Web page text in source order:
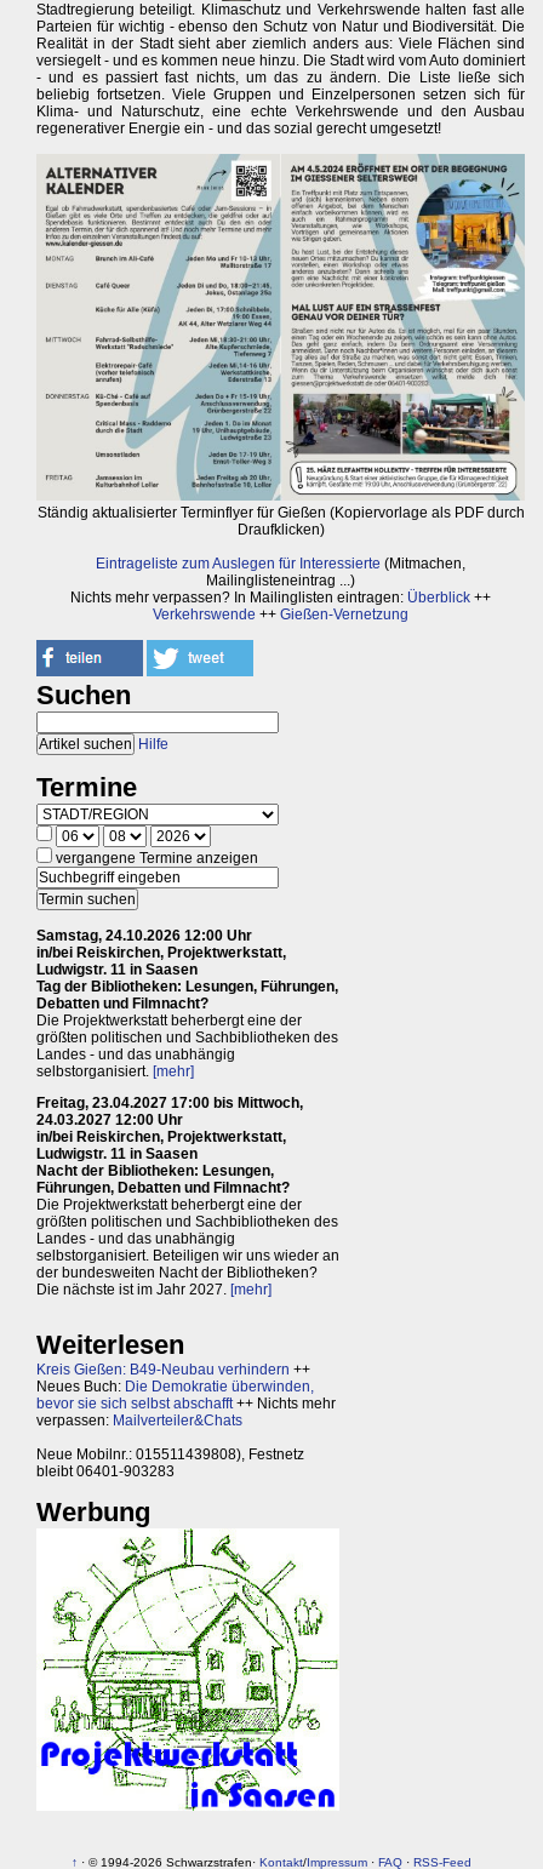
Stadtregierung beteiligt. Klimaschutz und Verkehrswende halten fast alle
Parteien für wichtig - ebenso den Schutz von Natur und Biodiversität. Die
Realität in der Stadt sieht aber ziemlich anders aus: Viele Flächen sind
versiegelt - und es kommen neue hinzu. Die Stadt wird vom Auto dominiert
- und es passiert fast nichts, um das zu ändern. Die Liste ließe sich
beliebig fortsetzen. Viele Gruppen und Einzelpersonen setzen sich für
Klima- und Naturschutz, eine echte Verkehrswende und den Ausbau
regenerativer Energie ein - und das sozial gerecht umgesetzt!
Ständig aktualisierter Terminflyer für Gießen (Kopiervorlage als PDF durch
Draufklicken)
Eintrageliste zum Auslegen für Interessierte (Mitmachen,
Mailinglisteneintrag ...)
Nichts mehr verpassen? In Mailinglisten eintragen: Überblick ++
Verkehrswende ++Gießen-Vernetzung
Suchen
Hilfe
Termine
vergangene Termine anzeigen
Samstag, 24.10.2026 12:00 Uhr
in/bei Reiskirchen, Projektwerkstatt,
Ludwigstr. 11 in Saasen
Tag der Bibliotheken: Lesungen, Führungen,
Debatten und Filmnacht?
Die Projektwerkstatt beherbergt eine der
größten politischen und Sachbibliotheken des
Landes - und das unabhängig
selbstorganisiert. [mehr]
Freitag, 23.04.2027 17:00 bis Mittwoch,
24.03.2027 12:00 Uhr
in/bei Reiskirchen, Projektwerkstatt,
Ludwigstr. 11 in Saasen
Nacht der Bibliotheken: Lesungen,
Führungen, Debatten und Filmnacht?
Die Projektwerkstatt beherbergt eine der
größten politischen und Sachbibliotheken des
Landes - und das unabhängig
selbstorganisiert. Beteiligen wir uns wieder an
der bundesweiten Nacht der Bibliotheken?
Die nächste ist im Jahr 2027. [mehr]
Weiterlesen
Kreis Gießen: B49-Neubau verhindern ++
Neues Buch: Die Demokratie überwinden,
bevor sie sich selbst abschafft++ Nichts mehr
verpassen: Mailverteiler&Chats
Neue Mobilnr.: 015511439808), Festnetz
bleibt 06401-903283
Werbung
↑ · © 1994-2026 Schwarzstrafen· Kontakt/Impressum · FAQ · RSS-Feed